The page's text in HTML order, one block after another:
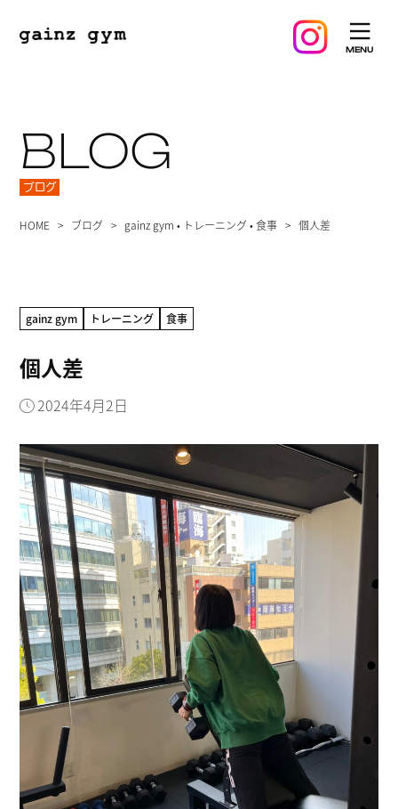
BLOG
ブログ
HOME ブログ gainz gym • トレーニング •食事 個人差
gainz gym トレーニング 食事
個人差
2024年4月2日